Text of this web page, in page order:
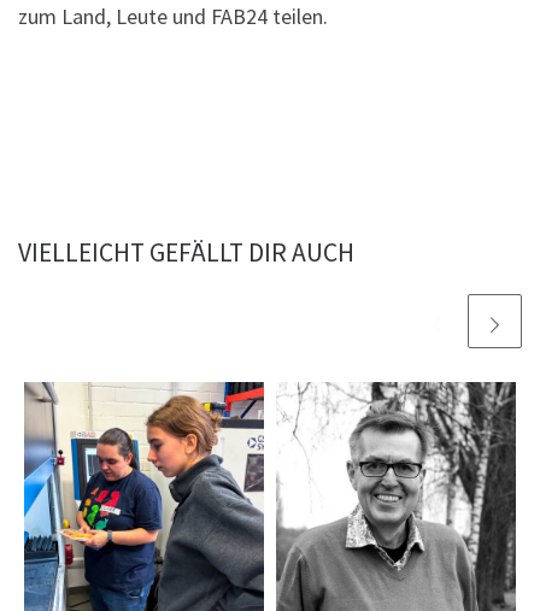
zum Land, Leute und FAB24 teilen.
VIELLEICHT GEFÄLLT DIR AUCH